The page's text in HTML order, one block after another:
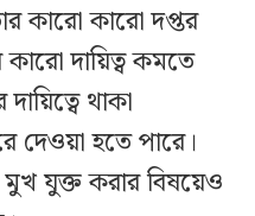
কারো কারো দপ্তর
দায়িত্ব কমতে
থাকা
হতে পারে।
মুখ যুক্ত করার বিষয়েও